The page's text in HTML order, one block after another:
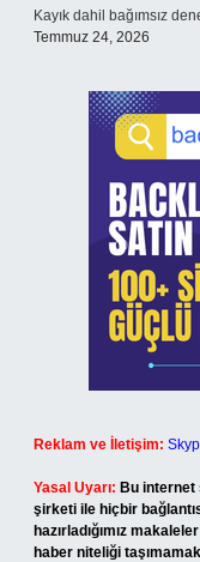
Kayık dahil bağımsız
Temmuz 24, 2026
Reklam ve İletişim:
Yasal Uyarı: Bu internet
şirketi ile hiçbir
hazırladığımız
haber niteliği